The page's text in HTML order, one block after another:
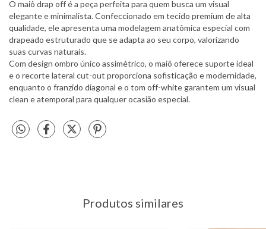
O maiô drap off é a peça perfeita para quem busca um visual
elegante e minimalista. Confeccionado em tecido premium de alta
qualidade, ele apresenta uma modelagem anatômica especial com
drapeado estruturado que se adapta ao seu corpo, valorizando
suas curvas naturais.
Com design ombro único assimétrico, o maiô oferece suporte ideal
e o recorte lateral cut-out proporciona sofisticação e modernidade,
enquanto o franzido diagonal e o tom off-white garantem um visual
clean e atemporal para qualquer ocasião especial.
Produtos similares